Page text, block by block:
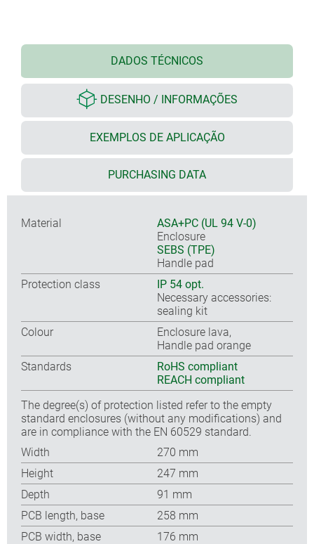
DADOS TÉCNICOS
DESENHO / INFORMAÇÕES
EXEMPLOS DE APLICAÇÃO
PURCHASING DATA
Material
ASA+PC (UL 94 V-0)
Enclosure
SEBS (TPE)
Handle pad
Protection class
IP 54 opt.
Necessary accessories:
sealing kit
Colour
Enclosure lava,
Handle pad orange
Standards
RoHS compliant
REACH compliant
The degree(s) of protection listed refer to the empty
standard enclosures (without any modifications) and
are in compliance with the EN 60529 standard.
Width
270 mm
Height
247 mm
Depth
91 mm
PCB length, base
258 mm
PCB width, base
176 mm